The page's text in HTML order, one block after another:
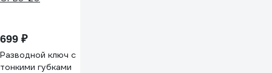
699 ₽
Разводной ключ с
тонкими губками